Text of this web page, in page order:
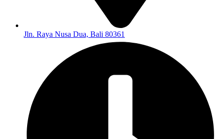
Jln. Raya Nusa Dua, Bali 80361